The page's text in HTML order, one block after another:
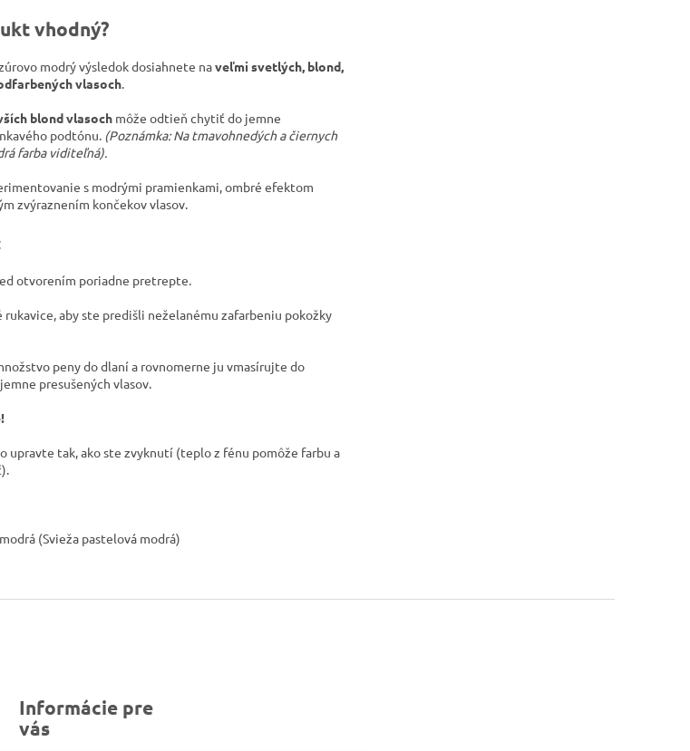
vhodný?
modrý výsledok dosiahnete naveľmi svetlých, blond,
vlasoch.
blond vlasoch môže odtieň chytiť do jemne
podtónu. (Poznámka: Na tmavohnedých a čiernych
farba viditeľná).
s modrými pramienkami, ombré efektom
zvýraznením končekov vlasov.
otvorením poriadne pretrepte.
rukavice, aby ste predišli neželanému zafarbeniu pokožky
peny do dlaní a rovnomerne ju vmasírujte do
presušených vlasov.
upravte tak, ako ste zvyknutí (teplo z fénu pomôže farbu a
(Svieža pastelová modrá)
Informácie pre
vás